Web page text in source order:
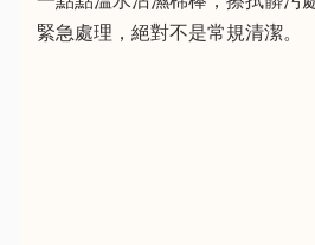
緊急處理，絕對不是常規清潔。